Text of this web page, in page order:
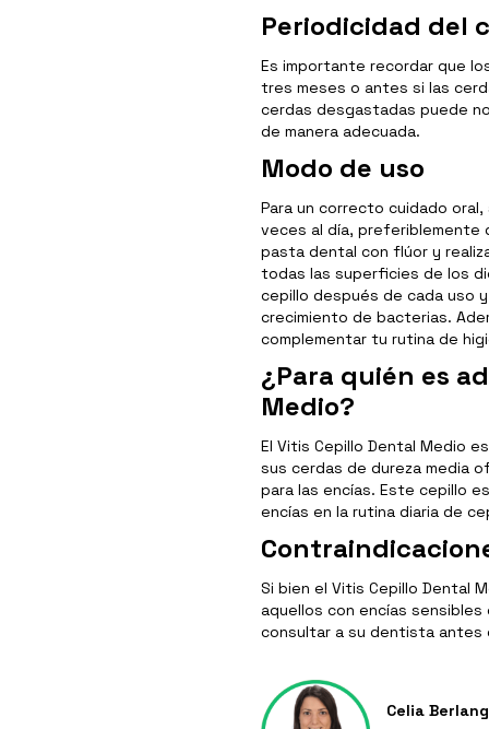
Periodicidad del
Es importante recordar que
tres meses o antes si las
cerdas desgastadas puede
de manera adecuada.
Modo de uso
Para un correcto cuidado
veces al día, preferiblemente
pasta dental con flúor y
todas las superficies de los
cepillo después de cada uso
crecimiento de bacterias.
complementar tu rutina de
¿Para quién es
Medio?
El Vitis Cepillo Dental Medio
sus cerdas de dureza media
para las encías. Este cepillo
encías en la rutina diaria de
Si bien el Vitis Cepillo Dental
aquellos con encías
consultar a su dentista antes
Celia